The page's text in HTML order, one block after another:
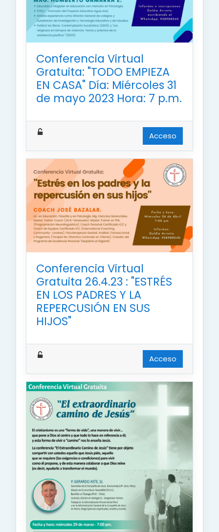
Conferencia Virtual
Gratuita: "TODO EMPIEZA
EN CASA" Día: Miércoles 31
de mayo 2023 Hora: 7 p.m.
Acceso
Conferencia Virtual
Gratuita 26.4.23 : "ESTRÉS
EN LOS PADRES Y LA
REPERCUSIÓN EN SUS
HIJOS"
Acceso